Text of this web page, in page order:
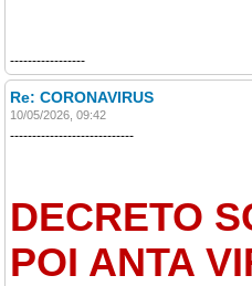
-----------------
Re: CORONAVIRUS
10/05/2026, 09:42
----------------------------
DECRETO
POI ANTA